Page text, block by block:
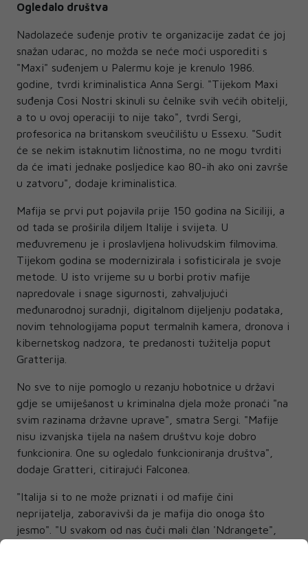
Ogledalo društva
Nadolazeće suđenje protiv te organizacije zadat će joj
snažan udarac, no možda se neće moći usporediti s
"Maxi" suđenjem u Palermu koje je krenulo 1986.
godine, tvrdi kriminalistica Anna Sergi. "Tijekom Maxi
suđenja Cosi Nostri skinuli su čelnike svih većih obitelji,
a to u ovoj operaciji to nije tako", tvrdi Sergi,
profesorica na britanskom sveučilištu u Essexu. "Sudit
će se nekim istaknutim ličnostima, no ne mogu tvrditi
da će imati jednake posljedice kao 80-ih ako oni završe
u zatvoru", dodaje kriminalistica.
Mafija se prvi put pojavila prije 150 godina na Siciliji, a
od tada se proširila diljem Italije i svijeta. U
međuvremenu je i proslavljena holivudskim filmovima.
Tijekom godina se modernizirala i sofisticirala je svoje
metode. U isto vrijeme su u borbi protiv mafije
napredovale i snage sigurnosti, zahvaljujući
međunarodnoj suradnji, digitalnom dijeljenju podataka,
novim tehnologijama poput termalnih kamera, dronova i
kibernetskog nadzora, te predanosti tužitelja poput
Gratterija.
No sve to nije pomoglo u rezanju hobotnice u državi
gdje se umiješanost u kriminalna djela može pronaći "na
svim razinama državne uprave", smatra Sergi. "Mafije
nisu izvanjska tijela na našem društvu koje dobro
funkcionira. One su ogledalo funkcioniranja društva",
dodaje Gratteri, citirajući Falconea.
"Italija si to ne može priznati i od mafije čini
neprijatelja, zaboravivši da je mafija dio onoga što
jesmo". "U svakom od nas čuči mali član 'Ndrangete",